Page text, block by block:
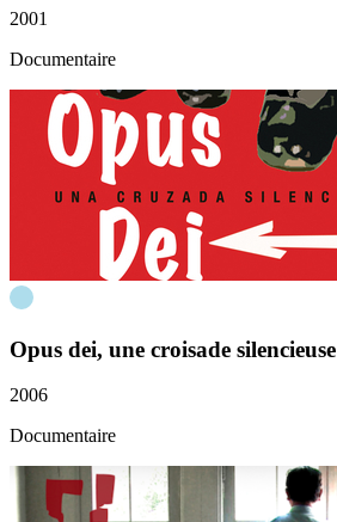
2001
Documentaire
Opus dei, une croisade silencieuse
2006
Documentaire